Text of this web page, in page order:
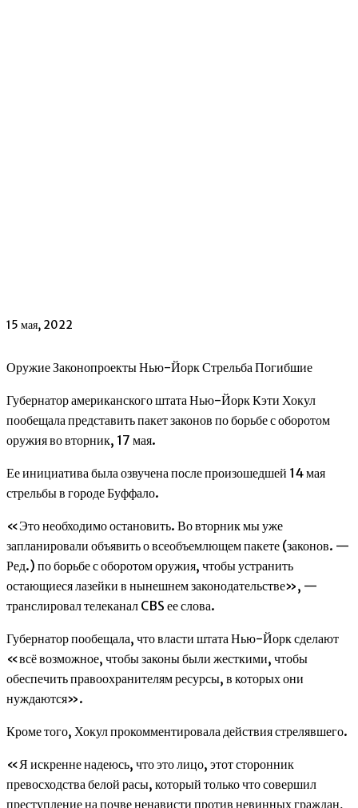
15 мая, 2022
Оружие Законопроекты Нью-Йорк Стрельба Погибшие
Губернатор американского штата Нью-Йорк Кэти Хокул
пообещала представить пакет законов по борьбе с оборотом
оружия во вторник, 17 мая.
Ее инициатива была озвучена после произошедшей 14 мая
стрельбы в городе Буффало.
«Это необходимо остановить. Во вторник мы уже
запланировали объявить о всеобъемлющем пакете (законов. —
Ред.) по борьбе с оборотом оружия, чтобы устранить
остающиеся лазейки в нынешнем законодательстве», —
транслировал телеканал CBS ее слова.
Губернатор пообещала, что власти штата Нью-Йорк сделают
«всё возможное, чтобы законы были жесткими, чтобы
обеспечить правоохранителям ресурсы, в которых они
нуждаются».
Кроме того, Хокул прокомментировала действия стрелявшего.
«Я искренне надеюсь, что это лицо, этот сторонник
превосходства белой расы, который только что совершил
преступление на почве ненависти против невинных граждан,